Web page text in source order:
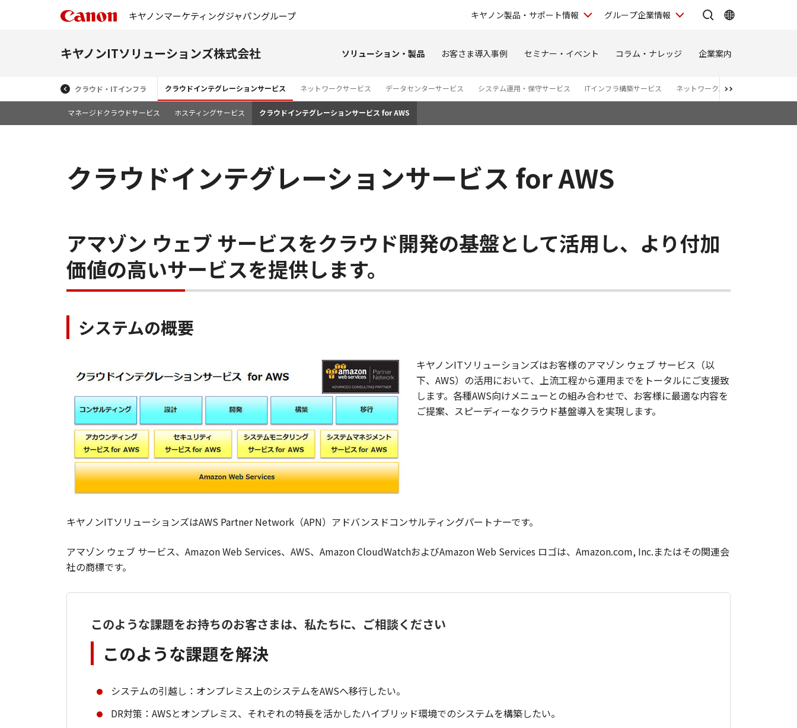
キヤノンマーケティングジャパングループ キヤノン製品・サポート情報 グループ企業情報
キヤノンITソリューションズ株式会社 ソリューション・製品 お客さま導入事例 セミナー・イベント コラム・ナレッジ 企業案内
クラウド・ITインフラ クラウドインテグレーションサービス ネットワークサービス データセンターサービス システム運用・保守サービス ITインフラ構築サービス ネットワーク工事（インフラ構築）
マネージドクラウドサービス ホスティングサービス クラウドインテグレーションサービス for AWS
クラウドインテグレーションサービス for AWS
アマゾン ウェブ サービスをクラウド開発の基盤として活用し、より付加
価値の高いサービスを提供します。
システムの概要
キヤノンITソリューションズはお客様のアマゾン ウェブ サービス（以
下、AWS）の活用において、上流工程から運用までをトータルにご支援致
します。各種AWS向けメニューとの組み合わせで、お客様に最適な内容を
ご提案、スピーディーなクラウド基盤導入を実現します。
キヤノンITソリューションズはAWS Partner Network（APN）アドバンスドコンサルティングパートナーです。
アマゾン ウェブ サービス、Amazon Web Services、AWS、Amazon CloudWatchおよびAmazon Web Services ロゴは、Amazon.com, Inc.またはその関連会
社の商標です。
このような課題をお持ちのお客さまは、私たちに、ご相談ください
このような課題を解決
システムの引越し：オンプレミス上のシステムをAWSへ移行したい。
DR対策：AWSとオンプレミス、それぞれの特長を活かしたハイブリッド環境でのシステムを構築したい。